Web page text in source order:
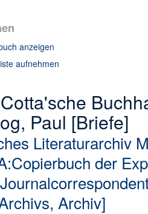
anzeigen
aufnehmen
Paul [Briefe]
Literaturarchiv
der
Archiv]